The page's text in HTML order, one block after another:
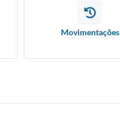
Movimentações